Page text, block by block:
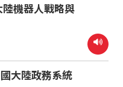
機器人戰略與
大陸政務系統